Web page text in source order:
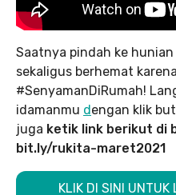
Saatnya pindah ke
sekaligus berhemat
#SenyamanDiRumah!
idamanmu dengan klik
juga ketik link berikut di
bit.ly/rukita-maret2021
KLIK DI SINI UNTUK